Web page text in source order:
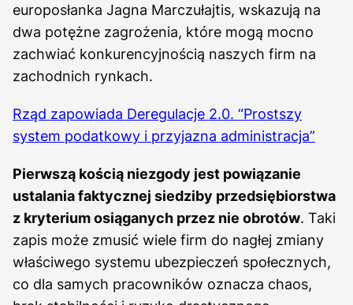
europosłanka Jagna Marczułajtis, wskazują na
dwa potężne zagrożenia, które mogą mocno
zachwiać konkurencyjnością naszych firm na
zachodnich rynkach.
Rząd zapowiada Deregulacje 2.0. “Prostszy
system podatkowy i przyjazna administracja”
Pierwszą kością niezgody jest powiązanie
ustalania faktycznej siedziby przedsiębiorstwa
z kryterium osiąganych przez nie obrotów. Taki
zapis może zmusić wiele firm do nagłej zmiany
właściwego systemu ubezpieczeń społecznych,
co dla samych pracowników oznacza chaos,